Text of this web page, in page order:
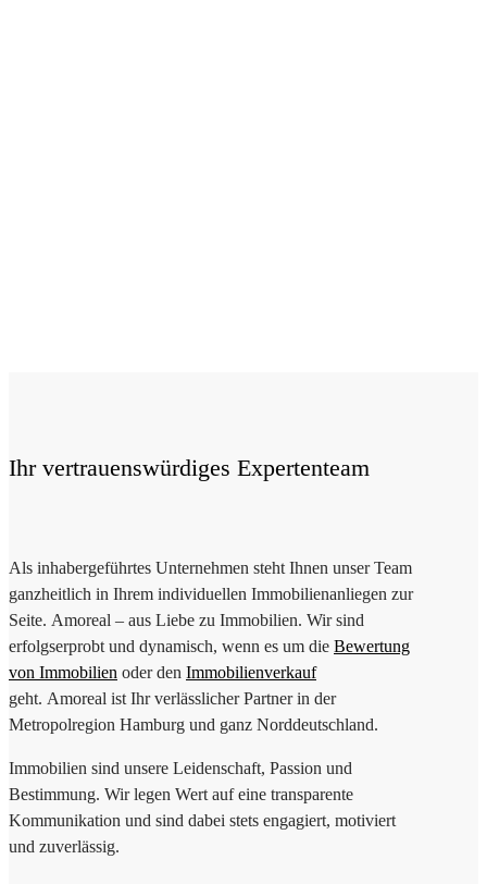
Ihr vertrauenswürdiges Expertenteam
Als inhabergeführtes Unternehmen steht Ihnen unser Team
ganzheitlich in Ihrem individuellen Immobilienanliegen zur
Seite. Amoreal – aus Liebe zu Immobilien. Wir sind
erfolgserprobt und dynamisch, wenn es um die Bewertung
von Immobilien oder den Immobilienverkauf
geht. Amoreal ist Ihr verlässlicher Partner in der
Metropolregion Hamburg und ganz Norddeutschland.
Immobilien sind unsere Leidenschaft, Passion und
Bestimmung. Wir legen Wert auf eine transparente
Kommunikation und sind dabei stets engagiert, motiviert
und zuverlässig.